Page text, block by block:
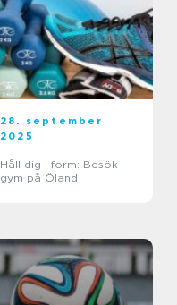
28. september
2025
Håll dig i form: Besök
gym på Öland